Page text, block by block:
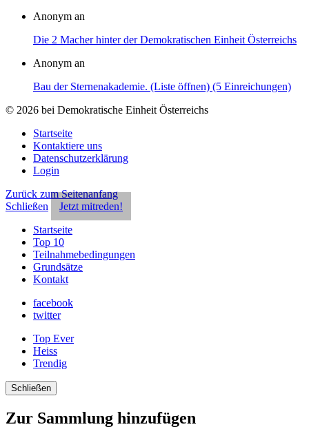
Anonym an
Die 2 Macher hinter der Demokratischen Einheit Österreichs
Anonym an
Bau der Sternenakademie. (Liste öffnen) (5 Einreichungen)
© 2026 bei Demokratische Einheit Österreichs
Startseite
Kontaktiere uns
Datenschutzerklärung
Login
Zurück zum Seitenanfang
Schließen
Jetzt mitreden!
Startseite
Top 10
Teilnahmebedingungen
Grundsätze
Kontakt
facebook
twitter
Top Ever
Heiss
Trendig
Schließen
Zur Sammlung hinzufügen